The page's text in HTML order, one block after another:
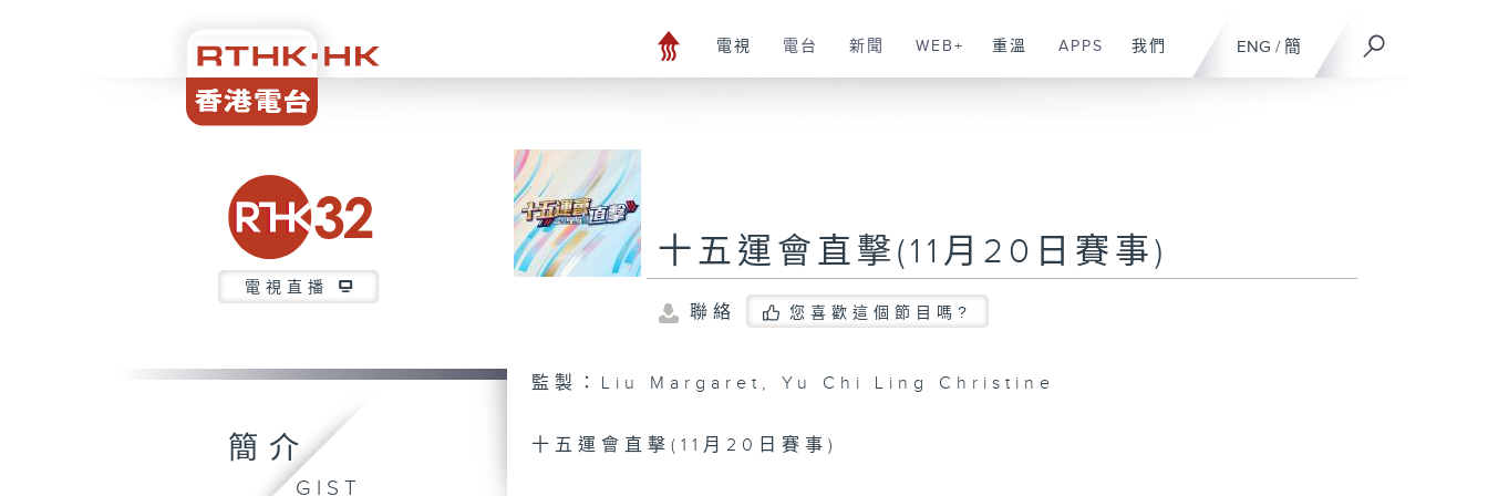
ENG / 簡
電視 電台 新聞 WEB+ 重溫 APPS 我們
電視直播
十五運會直擊(11月20日賽事)
聯絡 您喜歡這個節目嗎?
簡介
GIST
監製：Liu Margaret, Yu Chi Ling Christine
十五運會直擊(11月20日賽事)